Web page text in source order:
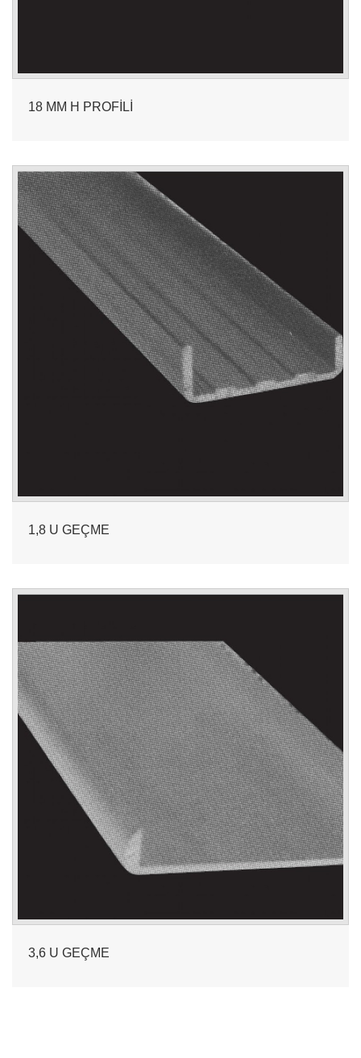
18 MM H PROFİLİ
1,8 U GEÇME
3,6 U GEÇME